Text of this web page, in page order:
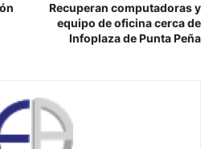
Recuperan computadoras y
equipo de oficina cerca de
Infoplaza de Punta Peña